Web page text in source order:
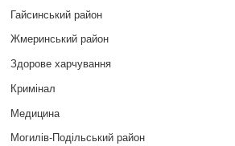
Гайсинський район
Жмеринський район
Здорове харчування
Кримінал
Медицина
Могилів-Подільський район